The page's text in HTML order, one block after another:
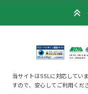
当サイトはSSLに対応してい
すので、安心してご利用くだ